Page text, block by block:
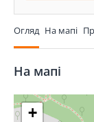
Огляд На мапі
На мапі
+